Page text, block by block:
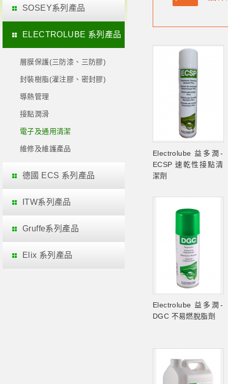
SOSEY系列產品
ELECTROLUBE 系列產品
層膜保護(三防漆、三防膠)
封裝樹脂(灌注膠、密封膠)
導熱管理
接點潤滑
電子及通用清潔
維修及維護產品
德國 ECS 系列產品
ITW系列產品
Gruffe系列產品
Elix 系列產品
Electrolube 益多潤-
ECSP 速乾性接點清
潔劑
Electrolube 益多潤-
DGC 不易燃脫脂劑